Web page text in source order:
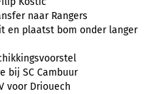
naar Rangers
en plaatst bom onder langer
bij SC Cambuur
voor Driouech